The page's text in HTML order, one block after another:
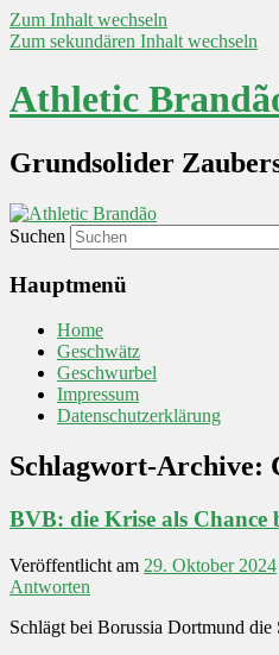
Zum Inhalt wechseln
Zum sekundären Inhalt wechseln
Athletic
Grundsolider
Suchen
Hauptmenü
Home
Geschwätz
Geschwurbel
Impressum
Datenschutzerklärung
Schlagwort-Archive:
BVB: die Krise als Chance
Veröffentlicht am 29. Oktober 2024
Antworten
Schlägt bei Borussia Dortmund